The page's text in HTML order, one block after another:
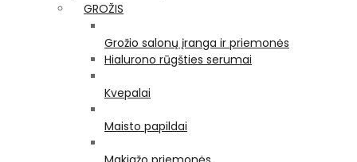
GROŽIS
Grožio salonų įranga ir priemonės
Hialurono rūgšties serumai
Kvepalai
Maisto papildai